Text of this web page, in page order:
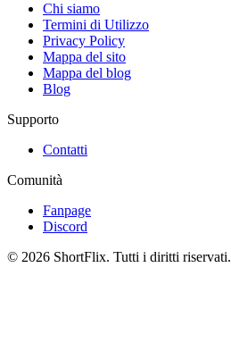
Chi siamo
Termini di Utilizzo
Privacy Policy
Mappa del sito
Mappa del blog
Blog
Supporto
Contatti
Comunità
Fanpage
Discord
© 2026 ShortFlix. Tutti i diritti riservati.